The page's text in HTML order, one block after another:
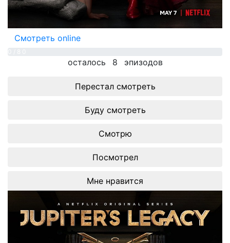
Смотреть online
осталось 8 эпизодов
Перестал смотреть
Буду смотреть
Смотрю
Посмотрел
Мне нравится